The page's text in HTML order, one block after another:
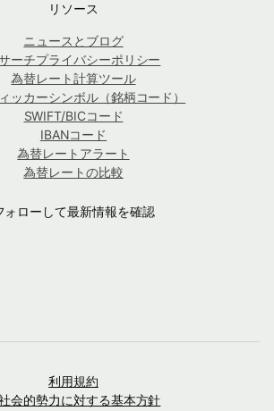
リソース
ニュースとブログ
ーチプライバシーポリシー
為替レート計算ツール
ッカーシンボル（銘柄コード）
SWIFT/BICコード
IBANコード
為替レートアラート
為替レートの比較
ォローして最新情報を確認
利用規約
会的勢力に対する基本方針